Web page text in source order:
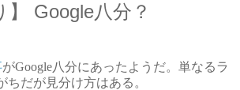
】 Google八分？
がGoogle八分にあったようだ。単なるラ
ちだが見分け方はある。